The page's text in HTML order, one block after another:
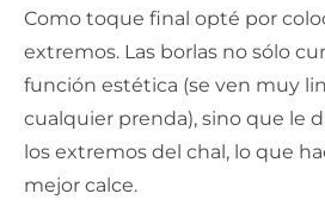
Como toque final opté por
extremos. Las borlas no sólo
función estética (se ven muy
cualquier prenda), sino que le
los extremos del chal, lo que
mejor calce.